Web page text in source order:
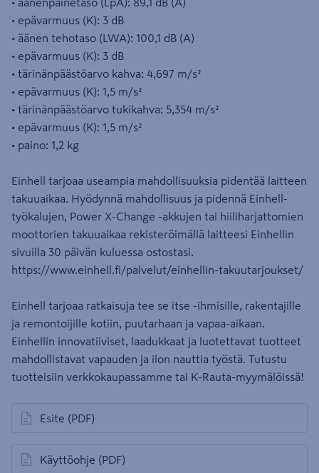
• epävarmuus (K): 3 dB
• äänen tehotaso (LWA): 100,1 dB (A)
• epävarmuus (K): 3 dB
• tärinänpäästöarvo kahva: 4,697 m/s²
• epävarmuus (K): 1,5 m/s²
• tärinänpäästöarvo tukikahva: 5,354 m/s²
• epävarmuus (K): 1,5 m/s²
• paino: 1,2 kg
Einhell tarjoaa useampia mahdollisuuksia pidentää laitteen
takuuaikaa. Hyödynnä mahdollisuus ja pidennä Einhell-
työkalujen, Power X-Change -akkujen tai hiiliharjattomien
moottorien takuuaikaa rekisteröimällä laitteesi Einhellin
sivuilla 30 päivän kuluessa ostostasi.
https://www.einhell.fi/palvelut/einhellin-takuutarjoukset/
Einhell tarjoaa ratkaisuja tee se itse -ihmisille, rakentajille
ja remontoijille kotiin, puutarhaan ja vapaa-aikaan.
Einhellin innovatiiviset, laadukkaat ja luotettavat tuotteet
mahdollistavat vapauden ja ilon nauttia työstä. Tutustu
tuotteisiin verkkokaupassamme tai K-Rauta-myymälöissä!
Esite (PDF)
avautuu uuteen välilehteen
Käyttöohje (PDF)
avautuu uuteen välilehteen